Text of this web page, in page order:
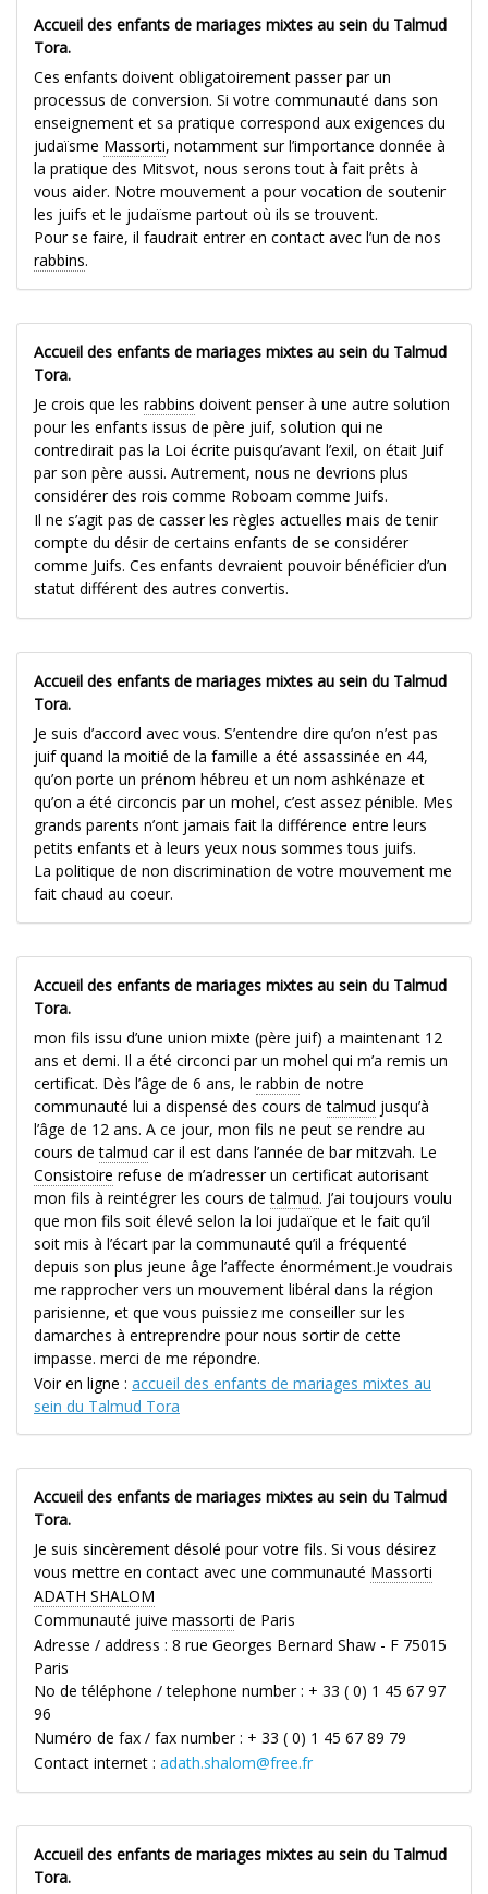
Accueil des enfants de mariages mixtes au sein du Talmud
Tora.
Ces enfants doivent obligatoirement passer par un
processus de conversion. Si votre communauté dans son
enseignement et sa pratique correspond aux exigences du
judaïsme Massorti, notamment sur l’importance donnée à
la pratique des Mitsvot, nous serons tout à fait prêts à
vous aider. Notre mouvement a pour vocation de soutenir
les juifs et le judaïsme partout où ils se trouvent.
Pour se faire, il faudrait entrer en contact avec l’un de nos
rabbins.
Accueil des enfants de mariages mixtes au sein du Talmud
Tora.
Je crois que les rabbins doivent penser à une autre solution
pour les enfants issus de père juif, solution qui ne
contredirait pas la Loi écrite puisqu’avant l’exil, on était Juif
par son père aussi. Autrement, nous ne devrions plus
considérer des rois comme Roboam comme Juifs.
Il ne s’agit pas de casser les règles actuelles mais de tenir
compte du désir de certains enfants de se considérer
comme Juifs. Ces enfants devraient pouvoir bénéficier d’un
statut différent des autres convertis.
Accueil des enfants de mariages mixtes au sein du Talmud
Tora.
Je suis d’accord avec vous. S’entendre dire qu’on n’est pas
juif quand la moitié de la famille a été assassinée en 44,
qu’on porte un prénom hébreu et un nom ashkénaze et
qu’on a été circoncis par un mohel, c’est assez pénible. Mes
grands parents n’ont jamais fait la différence entre leurs
petits enfants et à leurs yeux nous sommes tous juifs.
La politique de non discrimination de votre mouvement me
fait chaud au coeur.
Accueil des enfants de mariages mixtes au sein du Talmud
Tora.
mon fils issu d’une union mixte (père juif) a maintenant 12
ans et demi. Il a été circonci par un mohel qui m’a remis un
certificat. Dès l’âge de 6 ans, le rabbin de notre
communauté lui a dispensé des cours detalmud jusqu’à
l’âge de 12 ans. A ce jour, mon fils ne peut se rendre au
cours detalmud car il est dans l’année de bar mitzvah. Le
Consistoire refuse de m’adresser un certificat autorisant
mon fils à reintégrer les cours detalmud. J’ai toujours voulu
que mon fils soit élevé selon la loi judaïque et le fait qu’il
soit mis à l’écart par la communauté qu’il a fréquenté
depuis son plus jeune âge l’affecte énormément.Je voudrais
me rapprocher vers un mouvement libéral dans la région
parisienne, et que vous puissiez me conseiller sur les
damarches à entreprendre pour nous sortir de cette
impasse. merci de me répondre.
Voir en ligne : accueil des enfants de mariages mixtes au
sein du Talmud Tora
Accueil des enfants de mariages mixtes au sein du Talmud
Tora.
Je suis sincèrement désolé pour votre fils. Si vous désirez
vous mettre en contact avec une communauté Massorti
ADATH SHALOM
Communauté juive massorti de Paris
Adresse / address : 8 rue Georges Bernard Shaw - F 75015
Paris
No de téléphone / telephone number : + 33 ( 0) 1 45 67 97
96
Numéro de fax / fax number : + 33 ( 0) 1 45 67 89 79
Contact internet : adath.shalom@free.fr
Accueil des enfants de mariages mixtes au sein du Talmud
Tora.